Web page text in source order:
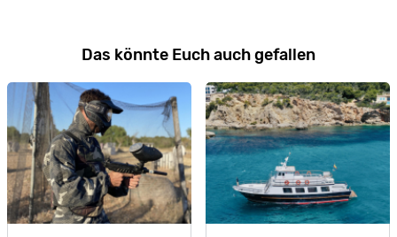
Das könnte Euch auch gefallen